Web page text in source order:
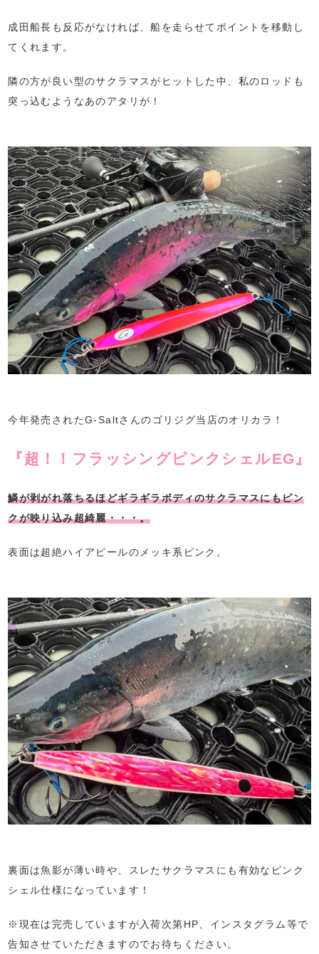
成田船長も反応がなければ、船を走らせてポイントを移動し
てくれます。
隣の方が良い型のサクラマスがヒットした中、私のロッドも
突っ込むようなあのアタリが！
今年発売されたG-Saltさんのゴリジグ当店のオリカラ！
『超！！フラッシングピンクシェルEG』
鱗が剥がれ落ちるほどギラギラボディのサクラマスにもピン
クが映り込み超綺麗・・・。
表面は超絶ハイアピールのメッキ系ピンク。
裏面は魚影が薄い時や、スレたサクラマスにも有効なピンク
シェル仕様になっています！
※現在は完売していますが入荷次第HP、インスタグラム等で
告知させていただきますのでお待ちください。